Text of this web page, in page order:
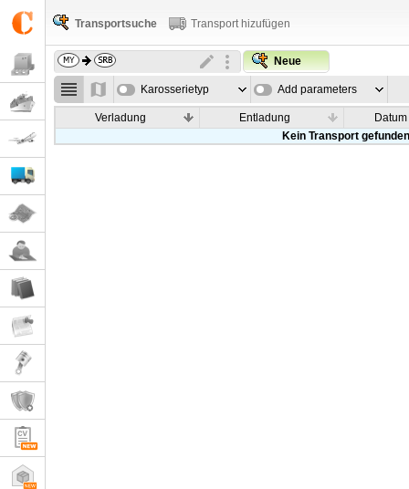
Transportsuche Transport hizufügen
Neue
Karosserietyp Add parameters
Verladung Entladung
Datum
Kein Transport